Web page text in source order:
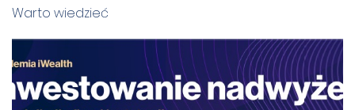
Warto wiedzieć